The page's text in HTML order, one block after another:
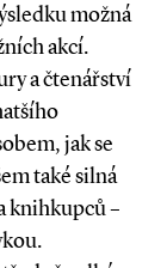
možná
akcí.
a čtenářství
jak se
také silná
knihkupců –